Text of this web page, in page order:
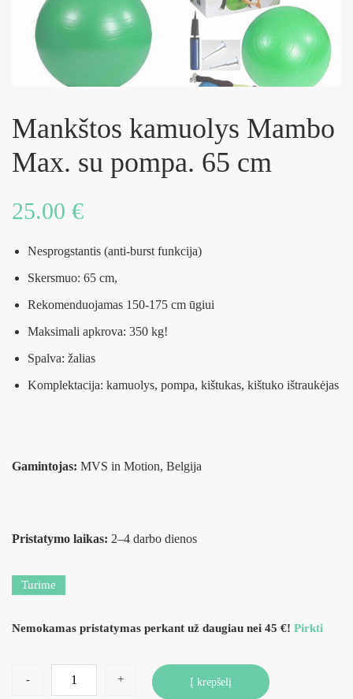
Mankštos kamuolys Mambo
Max. su pompa. 65 cm
25.00 €
Nesprogstantis (anti-burst funkcija)
Skersmuo: 65 cm,
Rekomenduojamas 150-175 cm ūgiui
Maksimali apkrova: 350 kg!
Spalva: žalias
Komplektacija: kamuolys, pompa, kištukas, kištuko ištraukėjas
Gamintojas: MVS in Motion, Belgija
Pristatymo laikas: 2–4 darbo dienos
Turime
Nemokamas pristatymas perkant už daugiau nei 45 €! Pirkti
- + Į krepšelį